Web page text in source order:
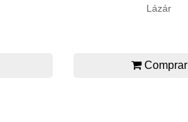
Lázár
Comprar